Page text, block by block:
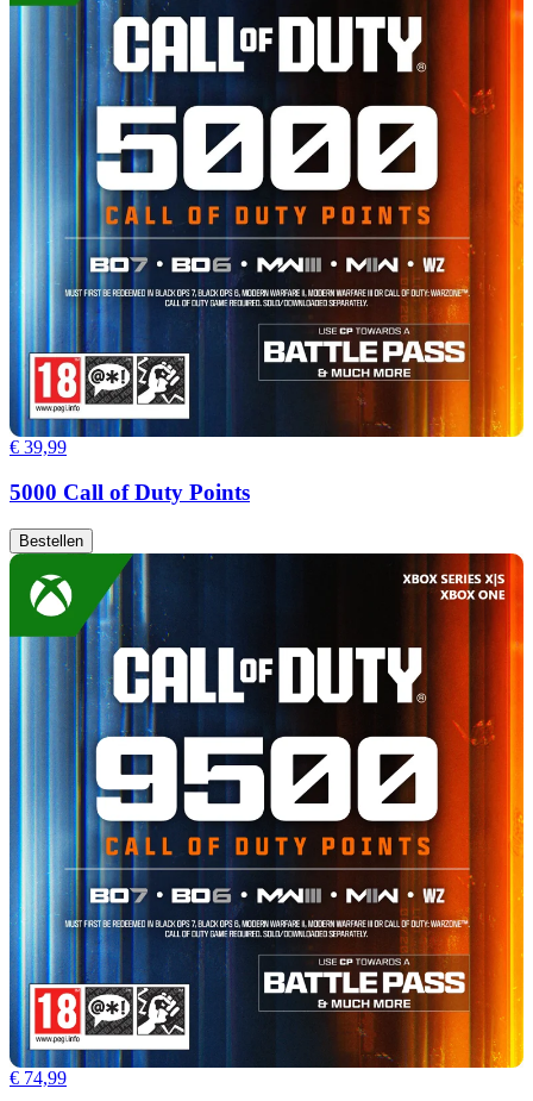
€ 39,99
5000 Call of Duty Points
Bestellen
€ 74,99